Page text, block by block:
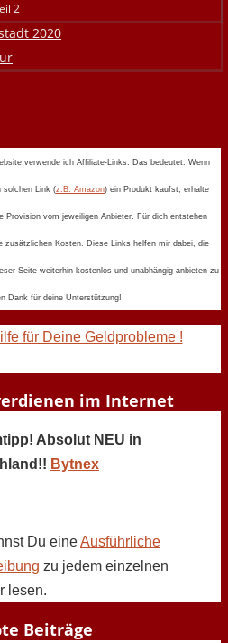
2
2020
verwende ich Affiliate-Links. Das bedeutet: Wenn
solchen Link (z.B. Amazon) ein Produkt kaufst, erhalte
Provision vom jeweiligen Anbieter. Für dich entstehen
zusätzlichen Kosten. Diese Links helfen mir dabei, die
Seite weiterhin kostenlos und unabhängig anbieten zu
Dank für deine Unterstützung!
für Deine Geldprobleme !
im Internet
Absolut NEU in
Bytnex
Du eineAusführliche
zu jedem einzelnen
lesen.
Beiträge